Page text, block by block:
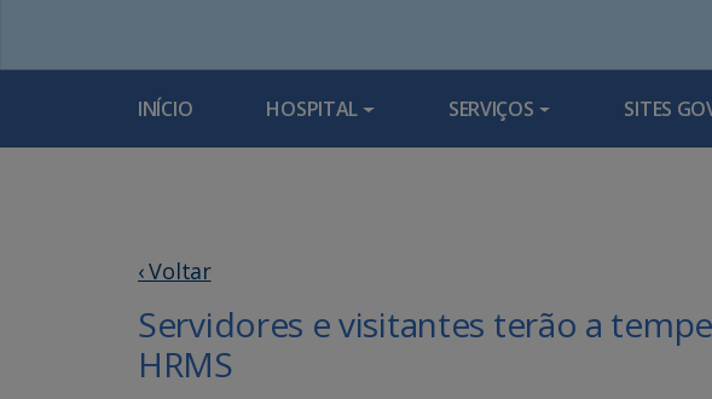
INÍCIO HOSPITAL SERVIÇOS SITES
‹ Voltar
Servidores e visitantes terão a
HRMS